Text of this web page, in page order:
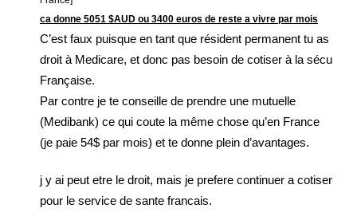
ca donne 5051 $AUD ou 3400 euros de reste a vivre par mois
C’est faux puisque en tant que résident permanent tu as
droit à Medicare, et donc pas besoin de cotiser à la sécu
Française.
Par contre je te conseille de prendre une mutuelle
(Medibank) ce qui coute la même chose qu’en France
(je paie 54$ par mois) et te donne plein d’avantages.
j y ai peut etre le droit, mais je prefere continuer a cotiser
pour le service de sante francais.